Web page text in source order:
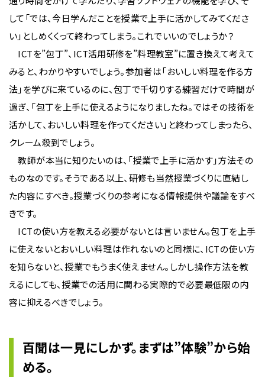
して「では、今日学んだことを授業で上手に活かしてみてくださ
い」としめくくって終わってしまう。これでいいのでしょうか？
ICTを”包丁”、ICT活用研修を”料理教室”に置き換えて考えて
みると、わかりやすいでしょう。参加者は「おいしい料理を作る方
法」を学びに来ているのに、包丁で千切りする練習だけで時間が
過ぎ、「包丁を上手に使えるようになりましたね。ではその技術を
活かして、おいしい料理を作ってください」と終わってしまったら、
クレーム殺到でしょう。
教師が本当に知りたいのは、「授業で上手に活かす」方法その
ものなのです。そうである以上、研修も当然授業づくりに直結し
た内容にすべき。授業づくりの参考になる情報提供や議論をすべ
きです。
ICTの使い方を教える必要がないとは言いません。包丁を上手
に使えないとおいしい料理は作れないのと同様に、ICTの使い方
を知らないと、授業でもうまく使えません。しかし操作方法を教
えるにしても、授業での活用に関わる実際的で必要最低限の内
容に抑えるべきでしょう。
百聞は一見にしかず。まずは”体験”から始
める。